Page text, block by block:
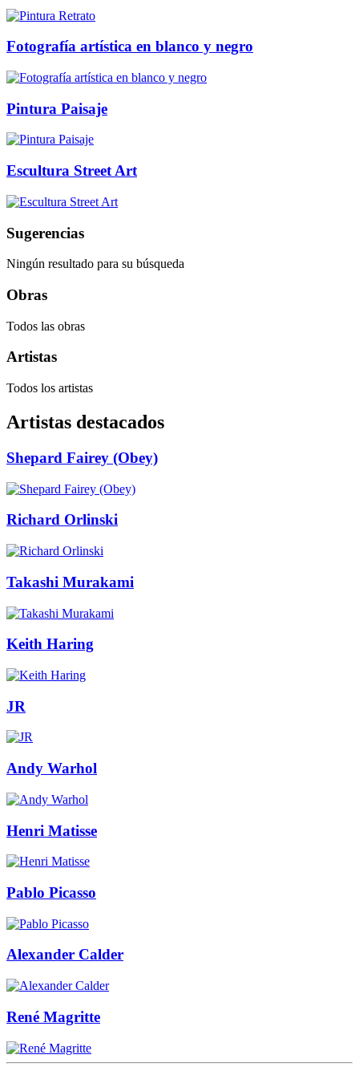
Fotografía artística en blanco y negro
Pintura Paisaje
Escultura Street Art
Sugerencias
Ningún resultado para su búsqueda
Obras
Todos las obras
Artistas
Todos los artistas
Artistas destacados
Shepard Fairey (Obey)
Richard Orlinski
Takashi Murakami
Keith Haring
JR
Andy Warhol
Henri Matisse
Pablo Picasso
Alexander Calder
René Magritte